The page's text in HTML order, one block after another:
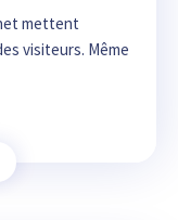
mettent
visiteurs. Même